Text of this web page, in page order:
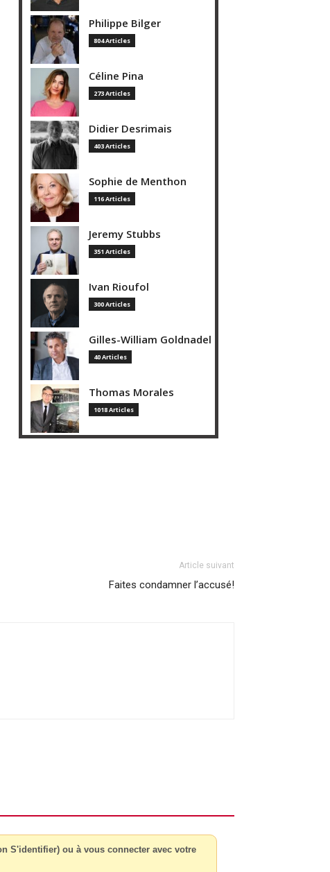
Philippe Bilger
804 Articles
Céline Pina
273 Articles
Didier Desrimais
403 Articles
Sophie de Menthon
116 Articles
Jeremy Stubbs
351 Articles
Ivan Rioufol
300 Articles
Gilles-William Goldnadel
40 Articles
Thomas Morales
1018 Articles
Article suivant
Faites condamner l’accusé!
S'identifier) ou à vous connecter avec votre